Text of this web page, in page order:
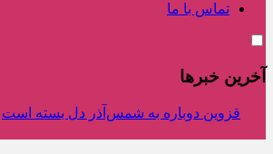
تماس با ما
آخرین خبرها
قزوین دوباره به شمس‌آذر دل بسته است